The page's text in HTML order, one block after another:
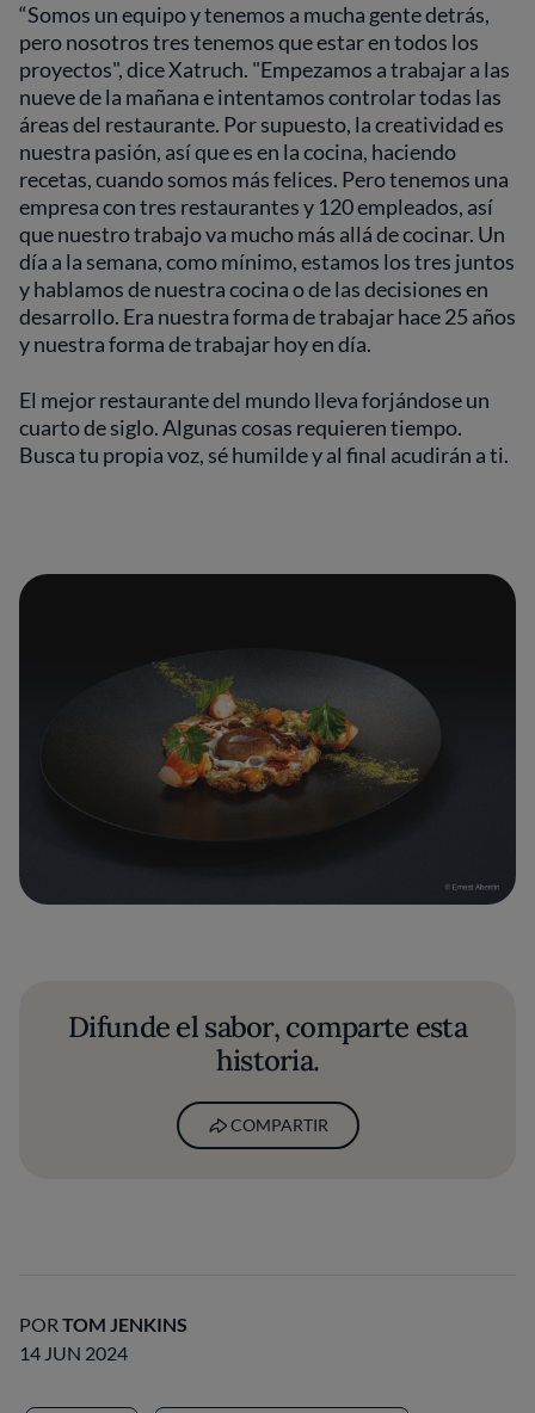
“Somos un equipo y tenemos a mucha gente detrás,
pero nosotros tres tenemos que estar en todos los
proyectos", dice Xatruch. "Empezamos a trabajar a las
nueve de la mañana e intentamos controlar todas las
áreas del restaurante. Por supuesto, la creatividad es
nuestra pasión, así que es en la cocina, haciendo
recetas, cuando somos más felices. Pero tenemos una
empresa con tres restaurantes y 120 empleados, así
que nuestro trabajo va mucho más allá de cocinar. Un
día a la semana, como mínimo, estamos los tres juntos
y hablamos de nuestra cocina o de las decisiones en
desarrollo. Era nuestra forma de trabajar hace 25 años
y nuestra forma de trabajar hoy en día.
El mejor restaurante del mundo lleva forjándose un
cuarto de siglo. Algunas cosas requieren tiempo.
Busca tu propia voz, sé humilde y al final acudirán a ti.
Difunde el sabor, comparte esta
historia.
COMPARTIR
POR TOM JENKINS
14 JUN 2024